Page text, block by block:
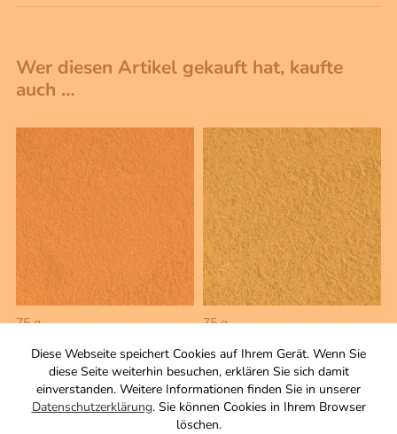
Diese Webseite speichert Cookies auf Ihrem Gerät. Wenn Sie
diese Seite weiterhin besuchen, erklären Sie sich damit
einverstanden. Weitere Informationen finden Sie in unserer
Datenschutzerklärung. Sie können Cookies in Ihrem Browser
löschen.
Wer diesen Artikel gekauft hat, kaufte
auch …
75 g
Gewürzmischung
Zutaten
3,50 €
75 g
Gewürzmischung
Zutaten
3,50 €